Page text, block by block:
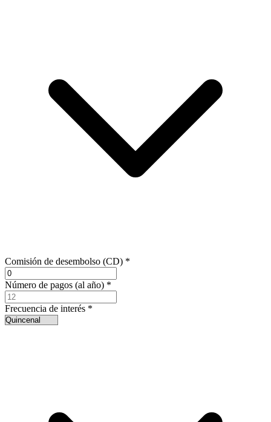
Comisión de desembolso (CD) *
Número de pagos (al año) *
Frecuencia de interés *